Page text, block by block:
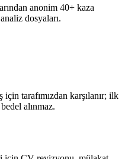
anonim 40+ kaza
dosyaları.
tarafımızdan karşılanır; ilk
alınmaz.